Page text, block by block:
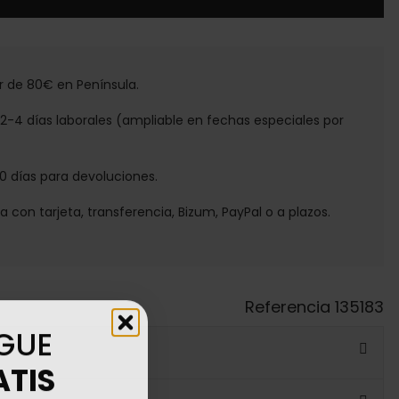
de 80€ en Península.
2-4 días laborales (ampliable en fechas especiales por
días para devoluciones.
con tarjeta, transferencia, Bizum, PayPal o a plazos.
Referencia 135183